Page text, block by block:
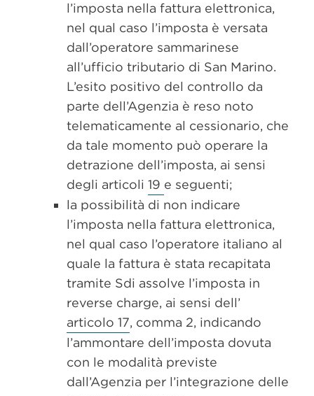
l’imposta nella fattura elettronica,
nel qual caso l’imposta è versata
dall’operatore sammarinese
all’ufficio tributario di San Marino.
L’esito positivo del controllo da
parte dell’Agenzia è reso noto
telematicamente al cessionario, che
da tale momento può operare la
detrazione dell’imposta, ai sensi
degli articoli 19 e seguenti;
la possibilità di non indicare
l’imposta nella fattura elettronica,
nel qual caso l’operatore italiano al
quale la fattura è stata recapitata
tramite Sdi assolve l’imposta in
reverse charge, ai sensi dell’
articolo 17, comma 2, indicando
l’ammontare dell’imposta dovuta
con le modalità previste
dall’Agenzia per l’integrazione delle